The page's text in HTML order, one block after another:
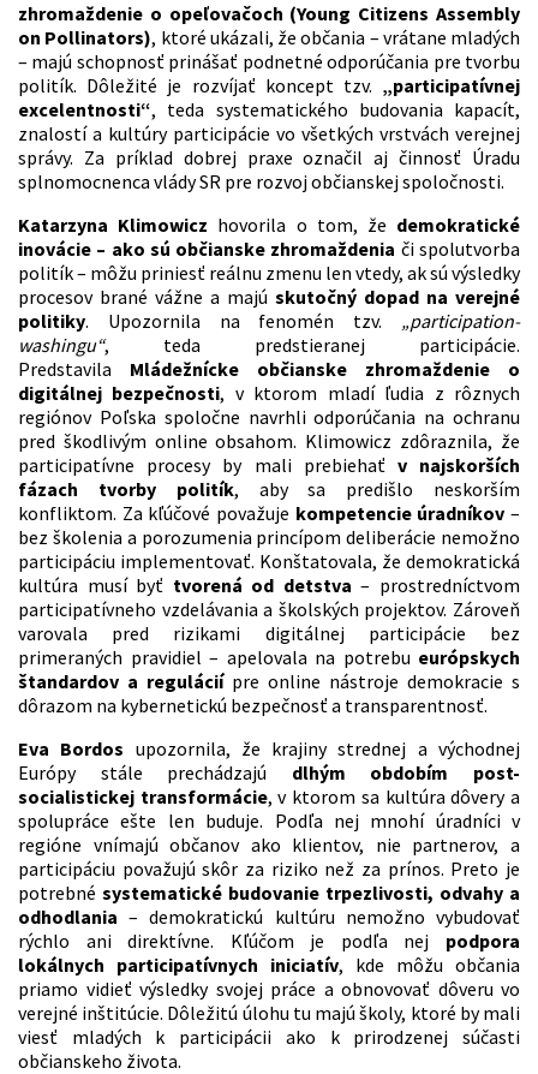
zhromaždenie o opeľovačoch (Young Citizens Assembly
on Pollinators), ktoré ukázali, že občania – vrátane mladých
– majú schopnosť prinášať podnetné odporúčania pre tvorbu
politík. Dôležité je rozvíjať koncept tzv. „participatívnej
excelentnosti“, teda systematického budovania kapacít,
znalostí a kultúry participácie vo všetkých vrstvách verejnej
správy. Za príklad dobrej praxe označil aj činnosť Úradu
splnomocnenca vlády SR pre rozvoj občianskej spoločnosti.
Katarzyna Klimowicz hovorila o tom, že demokratické
inovácie – ako sú občianske zhromaždenia či spolutvorba
politík – môžu priniesť reálnu zmenu len vtedy, ak sú výsledky
procesov brané vážne a majú skutočný dopad na verejné
politiky. Upozornila na fenomén tzv. „participation-
washingu“, teda predstieranej participácie.
Predstavila Mládežnícke občianske zhromaždenie o
digitálnej bezpečnosti, v ktorom mladí ľudia z rôznych
regiónov Poľska spoločne navrhli odporúčania na ochranu
pred škodlivým online obsahom. Klimowicz zdôraznila, že
participatívne procesy by mali prebiehať v najskorších
fázach tvorby politík, aby sa predišlo neskorším
konfliktom. Za kľúčové považuje kompetencie úradníkov –
bez školenia a porozumenia princípom deliberácie nemožno
participáciu implementovať. Konštatovala, že demokratická
kultúra musí byť tvorená od detstva – prostredníctvom
participatívneho vzdelávania a školských projektov. Zároveň
varovala pred rizikami digitálnej participácie bez
primeraných pravidiel – apelovala na potrebu európskych
štandardov a reguláciípre online nástroje demokracie s
dôrazom na kybernetickú bezpečnosť a transparentnosť.
Eva Bordos upozornila, že krajiny strednej a východnej
Európy stále prechádzajú dlhým obdobím post-
socialistickej transformácie, v ktorom sa kultúra dôvery a
spolupráce ešte len buduje. Podľa nej mnohí úradníci v
regióne vnímajú občanov ako klientov, nie partnerov, a
participáciu považujú skôr za riziko než za prínos. Preto je
potrebné systematické budovanie trpezlivosti, odvahy a
odhodlania – demokratickú kultúru nemožno vybudovať
rýchlo ani direktívne. Kľúčom je podľa nej podpora
lokálnych participatívnych iniciatív, kde môžu občania
priamo vidieť výsledky svojej práce a obnovovať dôveru vo
verejné inštitúcie. Dôležitú úlohu tu majú školy, ktoré by mali
viesť mladých k participácii ako k prirodzenej súčasti
občianskeho života.